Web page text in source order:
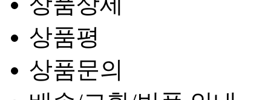
상품평
상품문의